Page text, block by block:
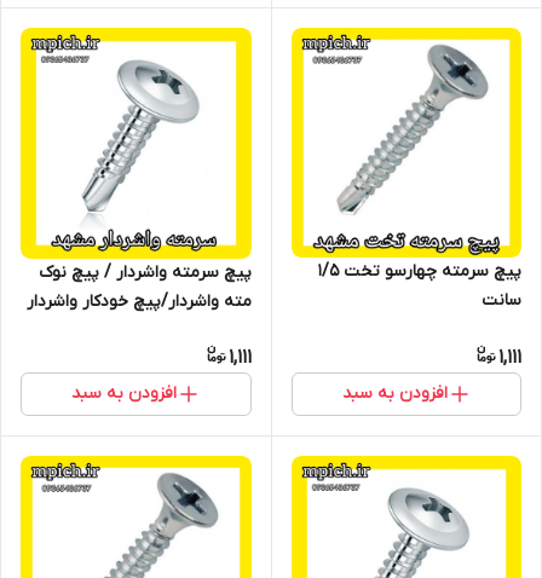
پیچ سرمته چهارسو تخت 1/5
سانت
1,111
افزودن به سبد
پیچ سرمته واشردار / پیچ نوک
مته واشردار/پیچ خودکار واشردار
1,111
افزودن به سبد